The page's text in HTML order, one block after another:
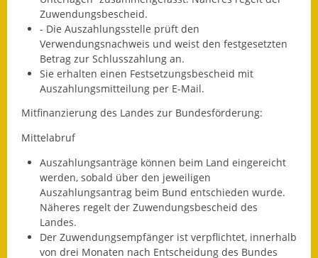
Landessanierungsprogramm
Mietspiegel
Gebäuden
Gemeindehalle und
Bürgerhaus
Kernzeitbetreuung
Zuwendungsbescheid.
- Die Auszahlungsstelle prüft den
Verwendungsnachweis und weist den festgesetzten
Betrag zur Schlusszahlung an.
Sie erhalten einen Festsetzungsbescheid mit
Auszahlungsmitteilung per E-Mail.
Mitfinanzierung des Landes zur Bundesförderung:
Mittelabruf
Auszahlungsanträge können beim Land eingereicht
werden, sobald über den jeweiligen
Auszahlungsantrag beim Bund entschieden wurde.
Näheres regelt der Zuwendungsbescheid des
Landes.
Der Zuwendungsempfänger ist verpflichtet, innerhalb
von drei Monaten nach Entscheidung des Bundes